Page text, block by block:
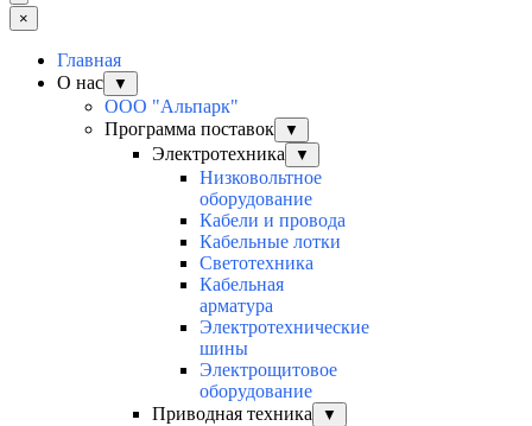
×
Главная
О нас
▼
ООО "Альпарк"
Программа поставок
▼
Электротехника ▼
Низковольтное
оборудование
Кабели и провода
Кабельные лотки
Светотехника
Кабельная
арматура
Электротехнические
шины
Электрощитовое
оборудование
Приводная техника
▼